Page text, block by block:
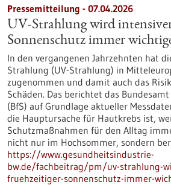
Pressemitteilung - 07.04.2026
UV-Strahlung wird
Sonnenschutz immer
In den vergangenen Jahrzehnten hat
Strahlung (UV-Strahlung) in
zugenommen und damit auch das
Schäden. Das berichtet das
(BfS) auf Grundlage aktueller
die Hauptursache für Hautkrebs ist,
Schutzmaßnahmen für den Alltag
nicht nur im Hochsommer, sondern
https://www.gesundheitsindustrie-
bw.de/fachbeitrag/pm/uv-strahlung-
fruehzeitiger-sonnenschutz-immer-